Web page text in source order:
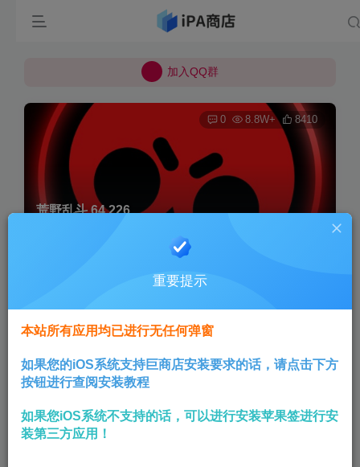
所有上传的应用 均已通过 严格的安全检测
加入QQ群
荒野乱斗 64.226
0 8.8W+ 8410
无限资源—解锁全部——长期私服
版本:64.226
重要提示
本站所有应用均已进行无任何弹窗
如果您的iOS系统支持巨商店安装要求的话，请点击下方
按钮进行查阅安装教程
如果您iOS系统不支持的话，可以进行安装苹果签进行安
装第三方应用！